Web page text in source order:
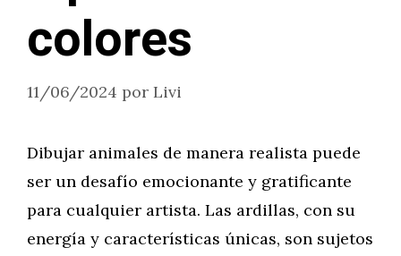
colores
11/06/2024 por Livi
Dibujar animales de manera realista puede
ser un desafío emocionante y gratificante
para cualquier artista. Las ardillas, con su
energía y características únicas, son sujetos